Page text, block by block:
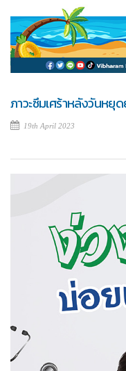
ภาวะซึมเศร้าหลังวันหยุ
19th April 2023